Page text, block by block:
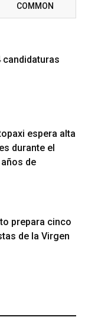
COMMON
espera alta
durante el
de
prepara cinco
de la Virgen